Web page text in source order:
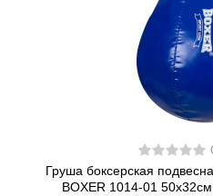
Груша боксерская
BOXER 1014-01